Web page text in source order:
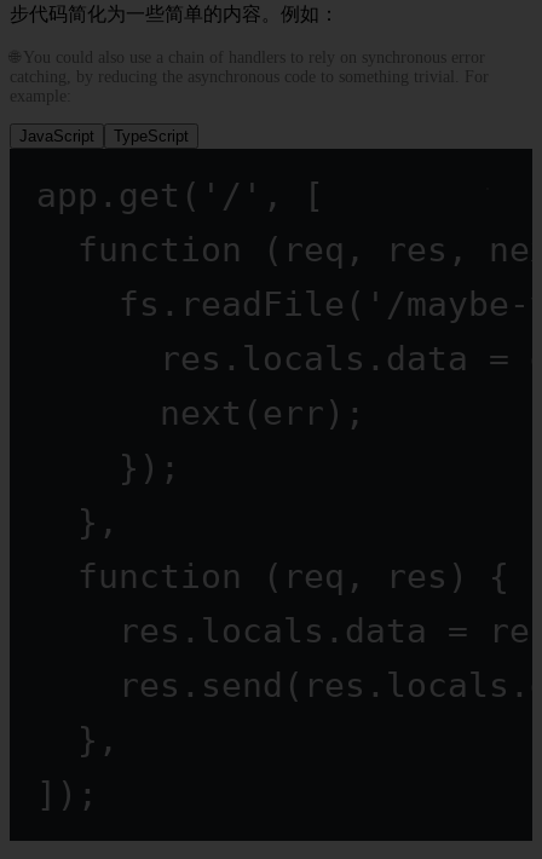
步代码简化为一些简单的内容。例如：
🌐 You could also use a chain of handlers to rely on synchronous error
catching, by reducing the asynchronous code to something trivial. For
example:
JavaScript TypeScript
app. get ( '/' , [
function ( req , res ,
fs. readFile ( '/
res.locals.data =
next (err);
});
},
function ( req , res ) {
res.locals.data =
res. send
},
]);